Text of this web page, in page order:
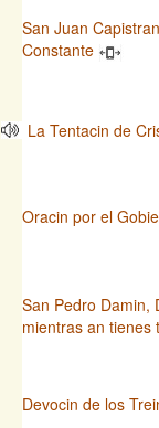
San Juan
Constante
La Tentacin de
Oracin por el
San Pedro Damin,
mientras an tienes
Devocin de los